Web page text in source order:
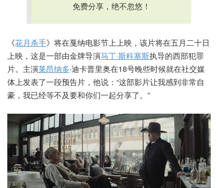
免费分享，绝不忽悠！
《花月杀手》将在戛纳电影节上上映，该片将在五月二十日
上映，这是一部由金牌导演马丁·斯科塞斯执导的西部犯罪
片。主演莱昂纳多·迪卡普里奥在18号晚些时候就在社交媒
体上发表了一段预告片，他说：“这部影片让我感到非常自
豪，我已经等不及要和你们一起分享了。”